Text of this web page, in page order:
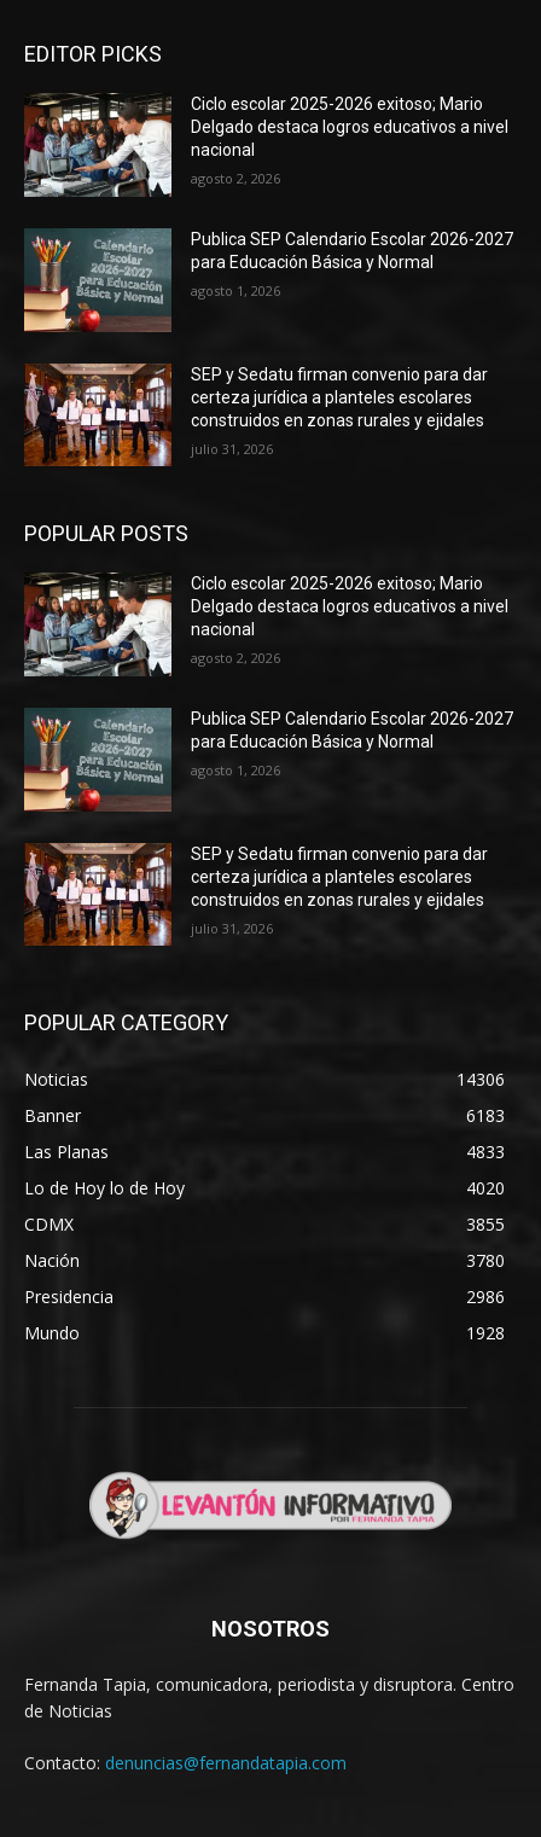
EDITOR PICKS
Ciclo escolar 2025-2026 exitoso; Mario
Delgado destaca logros educativos a nivel
nacional
agosto 2, 2026
Publica SEP Calendario Escolar 2026-2027
para Educación Básica y Normal
agosto 1, 2026
SEP y Sedatu firman convenio para dar
certeza jurídica a planteles escolares
construidos en zonas rurales y ejidales
julio 31, 2026
POPULAR POSTS
Ciclo escolar 2025-2026 exitoso; Mario
Delgado destaca logros educativos a nivel
nacional
agosto 2, 2026
Publica SEP Calendario Escolar 2026-2027
para Educación Básica y Normal
agosto 1, 2026
SEP y Sedatu firman convenio para dar
certeza jurídica a planteles escolares
construidos en zonas rurales y ejidales
julio 31, 2026
POPULAR CATEGORY
Noticias
14306
Banner
6183
Las Planas
4833
Lo de Hoy lo de Hoy
4020
CDMX
3855
Nación
3780
Presidencia
2986
Mundo
1928
NOSOTROS
Fernanda Tapia, comunicadora, periodista y disruptora. Centro
de Noticias
Contacto: denuncias@fernandatapia.com